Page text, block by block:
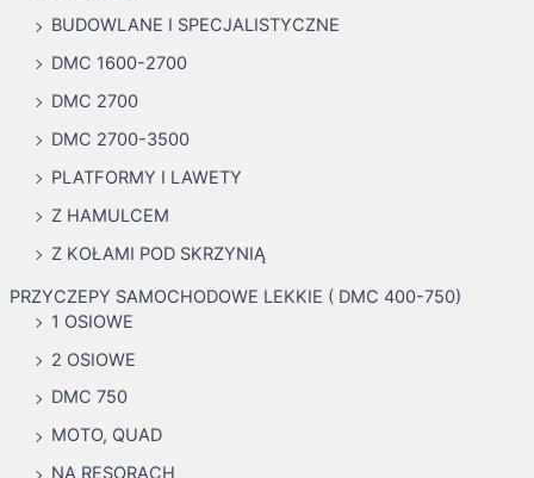
BUDOWLANE I SPECJALISTYCZNE
DMC 1600-2700
DMC 2700
DMC 2700-3500
PLATFORMY I LAWETY
Z HAMULCEM
Z KOŁAMI POD SKRZYNIĄ
PRZYCZEPY SAMOCHODOWE LEKKIE ( DMC 400-750)
1 OSIOWE
2 OSIOWE
DMC 750
MOTO, QUAD
NA RESORACH